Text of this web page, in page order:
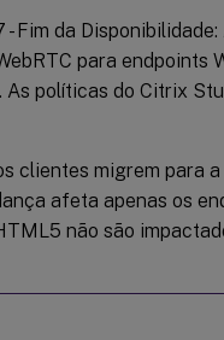
- Fim da
para endpoints
As políticas do Citrix
clientes migrem para
afeta apenas os
não são